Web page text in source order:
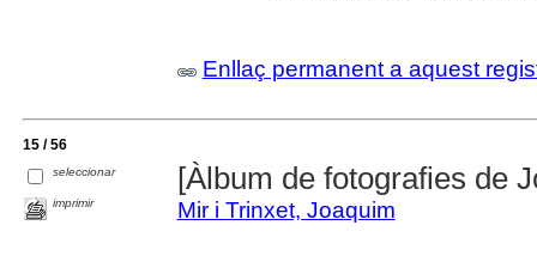
Enllaç permanent a aquest
15 / 56
seleccionar
imprimir
[Àlbum de fotografies de
Mir i Trinxet, Joaquim